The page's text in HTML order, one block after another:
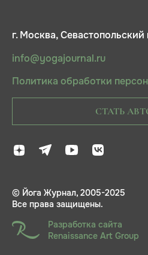
г. Москва, Севастопольский
info@yogajournal.ru
Политика обработки
СТАТЬ
© Йога Журнал, 2005-2025
Все права защищены.
Разработка сайта
Renaissance Art Group